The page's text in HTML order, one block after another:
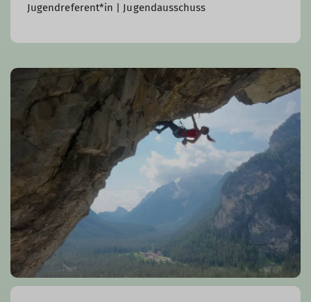
Jugendreferent*in | Jugendausschuss